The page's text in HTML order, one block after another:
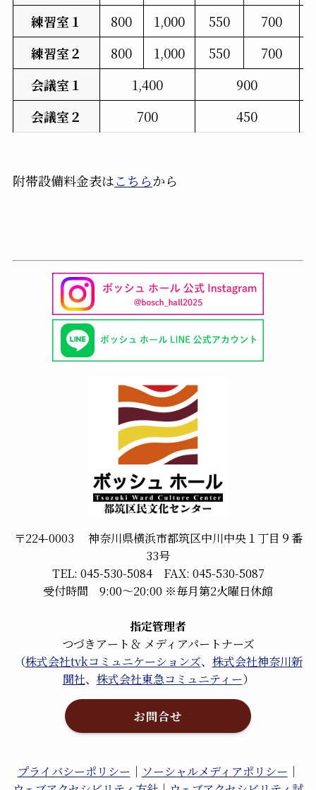
練習室１ 800 1,000 550 700
練習室２ 800 1,000 550 700
会議室１ 1,400
900
会議室２ 700 450
附帯設備料金表はこちらから
〒224-0003 神奈川県横浜市都筑区中川中央１丁目９番
33号
TEL: 045-530-5084 FAX: 045-530-5087
受付時間 9:00～20:00 ※毎月第2火曜日休館
指定管理者
つづきアート＆ メディアパートナーズ
（株式会社tvkコミュニケーションズ、 株式会社神奈川新
聞社、 株式会社東急コミュニティー）
お問合せ
プライバシーポリシー ｜ ソーシャルメディアポリシー ｜